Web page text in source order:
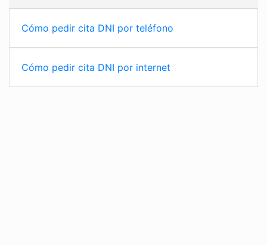
Cómo pedir cita DNI por teléfono
Cómo pedir cita DNI por internet